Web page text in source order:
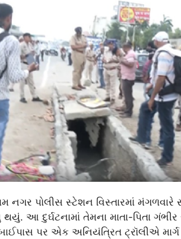
નગર પોલીસ સ્ટેશન વિસ્તારમાં મંગળવારે
આ દુર્ઘટનામાં તેમના માતા-પિતા ગંભીર
પર એક અનિયંત્રિત ટ્રૉલીએ